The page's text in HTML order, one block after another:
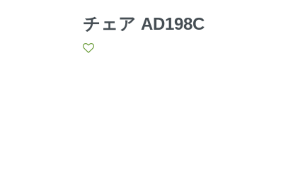
チェア AD198C